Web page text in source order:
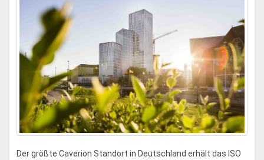
Der größte Caverion Standort in Deutschland erhält das ISO